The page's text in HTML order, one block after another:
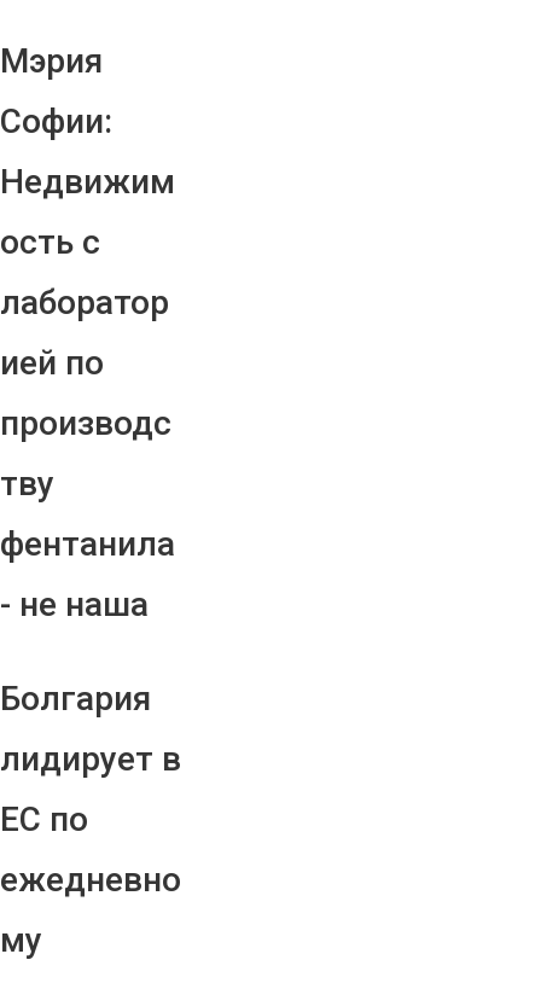
Мэрия
Софии:
Недвижим
ость с
лаборатор
ией по
производс
тву
фентанила
- не наша
Болгария
лидирует в
ЕС по
ежедневно
му